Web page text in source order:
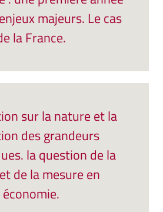
majeurs. Le cas
la France.
sur la nature et la
des grandeurs
la question de la
de la mesure en
économie.